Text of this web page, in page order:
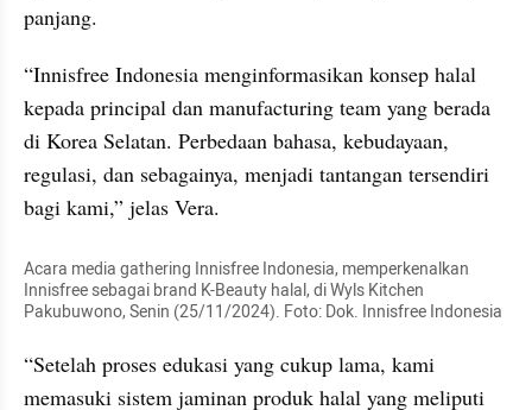
panjang.
“Innisfree Indonesia menginformasikan konsep halal
kepada principal dan manufacturing team yang berada
di Korea Selatan. Perbedaan bahasa, kebudayaan,
regulasi, dan sebagainya, menjadi tantangan tersendiri
bagi kami,” jelas Vera.
Acara media gathering Innisfree Indonesia, memperkenalkan
Innisfree sebagai brand K-Beauty halal, di Wyls Kitchen
Pakubuwono, Senin (25/11/2024). Foto: Dok. Innisfree Indonesia
“Setelah proses edukasi yang cukup lama, kami
memasuki sistem jaminan produk halal yang meliputi